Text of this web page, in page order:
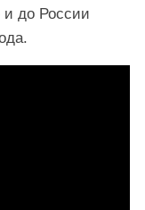
до России